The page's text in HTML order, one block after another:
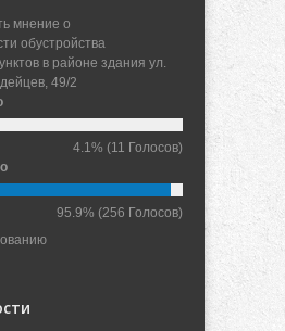
мнение о
обустройства
в районе здания ул.
49/2
4.1% (11 Голосов)
95.9% (256 Голосов)